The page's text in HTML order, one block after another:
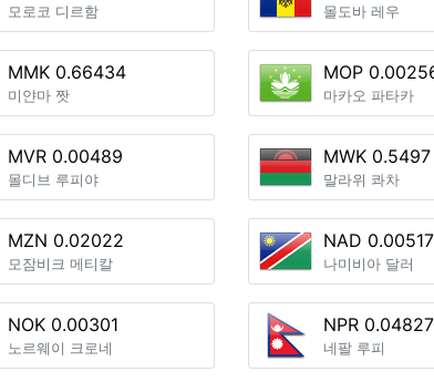
모로코 디르함 몰도바 레우
MMK 0.66434
미얀마 짯
MOP
마카오 파타카
MVR 0.00489
몰디브 루피야
MWK 0.5497
말라위 콰차
MZN 0.02022
모잠비크 메티칼
NAD 0.00517
나미비아 달러
NOK 0.00301
노르웨이 크로네
NPR 0.04827
네팔 루피